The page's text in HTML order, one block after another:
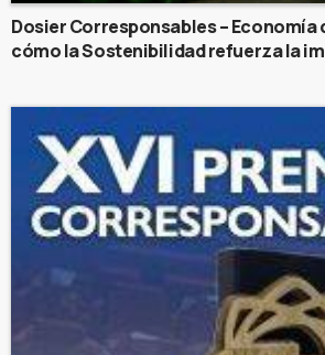
Dosier Corresponsables –
cómo la Sostenibilidad refuerza la